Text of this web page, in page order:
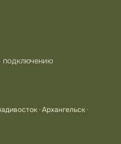
подключению
· Архангельск ·